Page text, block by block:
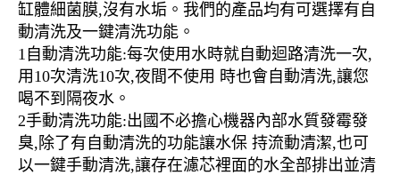
缸體細菌膜,沒有水垢。我們的產品均有可選擇有自
動清洗及一鍵清洗功能。
1自動清洗功能:每次使用水時就自動迴路清洗一次,
用10次清洗10次,夜間不使用 時也會自動清洗,讓您
喝不到隔夜水。
2手動清洗功能:出國不必擔心機器內部水質發霉發
臭,除了有自動清洗的功能讓水保 持流動清潔,也可
以一鍵手動清洗,讓存在濾芯裡面的水全部排出並清